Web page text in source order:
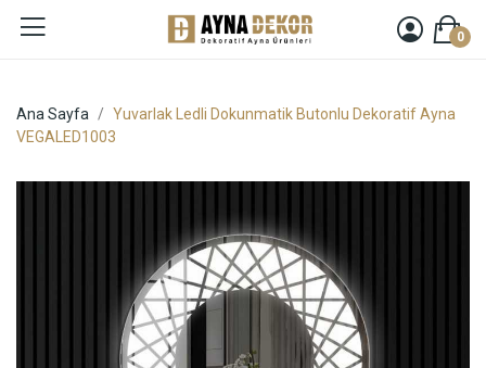
0
Ana Sayfa
Yuvarlak Ledli Dokunmatik Butonlu Dekoratif Ayna
VEGALED1003